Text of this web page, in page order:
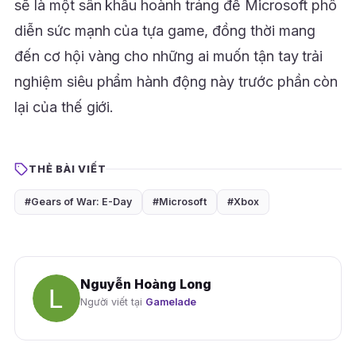
sẽ là một sân khấu hoành tráng để Microsoft phô
diễn sức mạnh của tựa game, đồng thời mang
đến cơ hội vàng cho những ai muốn tận tay trải
nghiệm siêu phẩm hành động này trước phần còn
lại của thế giới.
THẺ BÀI VIẾT
#Gears of War: E-Day #Microsoft #Xbox
Nguyễn Hoàng Long
Người viết tại Gamelade